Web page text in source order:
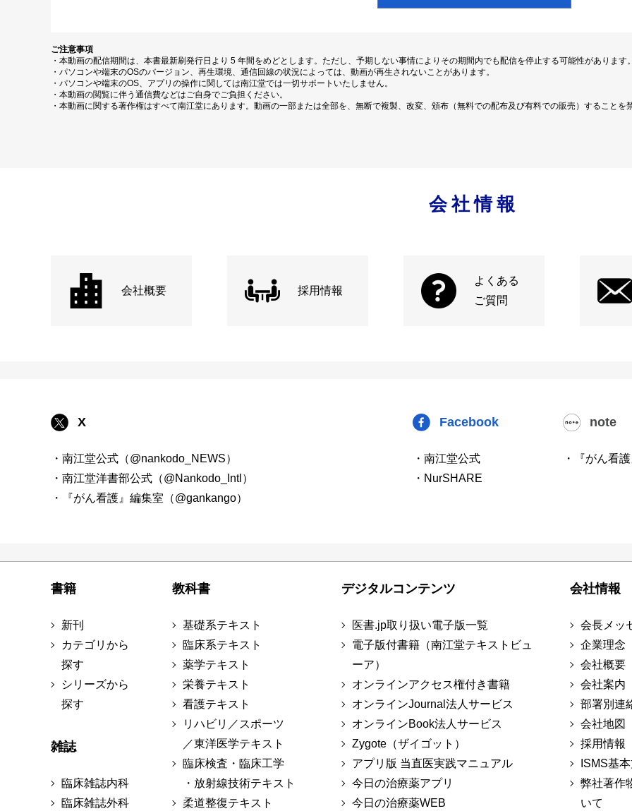
ご注意事項
・本動画の配信期間は、本書最新刷発行日より 5 年間をめどとします。ただし、予期しない事情によりその期間内でも配信を停止する可能性があります。
・パソコンや端末のOSのバージョン、再生環境、通信回線の状況によっては、動画が再生されないことがあります。
・パソコンや端末のOS、アプリの操作に関しては南江堂では一切サポートいたしません。
・本動画の閲覧に伴う通信費などはご自身でご負担ください。
・本動画に関する著作権はすべて南江堂にあります。動画の一部または全部を、無断で複製、改変、頒布（無料での配布及び有料での販売）することを
会社情報
会社概要 採用情報
よくある
ご質問
X
・南江堂公式（@nankodo_NEWS）
・南江堂洋書部公式（@Nankodo_Intl）
・『がん看護』編集室（@gankango）
Facebook
・南江堂公式
・NurSHARE
note
・『がん看
書籍
新刊
カテゴリから
探す
シリーズから
探す
雑誌
臨床雑誌内科
臨床雑誌外科
教科書
基礎系テキスト
臨床系テキスト
薬学テキスト
栄養テキスト
看護テキスト
リハビリ／スポーツ
／東洋医学テキスト
臨床検査・臨床工学
・放射線技術テキスト
柔道整復テキスト
デジタルコンテンツ
医書.jp取り扱い電子版一覧
電子版付書籍（南江堂テキストビュ
ーア）
オンラインアクセス権付き書籍
オンラインJournal法人サービス
オンラインBook法人サービス
Zygote（ザイゴット）
アプリ版 当直医実践マニュアル
今日の治療薬アプリ
今日の治療薬WEB
会社情報
会長メッ
企業理念
会社概要
会社案内
部署別連
会社地図
採用情報
ISMS基
弊社著作
いて